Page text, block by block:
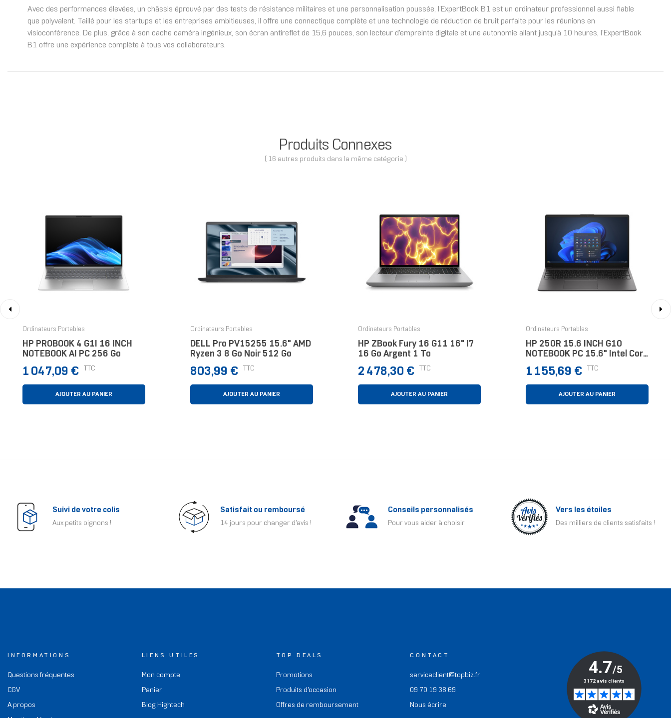
Avec des performances élevées, un châssis éprouvé par des tests de résistance militaires et une personnalisation poussée, l’ExpertBook B1 est un ordinateur professionnel aussi fiable
que polyvalent. Taillé pour les startups et les entreprises ambitieuses, il offre une connectique complète et une technologie de réduction de bruit parfaite pour les réunions en
visioconférence. De plus, grâce à son cache caméra ingénieux, son écran antireflet de 15,6 pouces, son lecteur d'empreinte digitale et une autonomie allant jusqu’à 10 heures, l’ExpertBook
B1 offre une expérience complète à tous vos collaborateurs.
Produits Connexes
( 16 autres produits dans la même catégorie )
Ordinateurs Portables
HP PROBOOK 4 G1I 16 INCH
NOTEBOOK AI PC 256 Go
Prix
1 047,09 € TTC
AJOUTER AU PANIER
Ordinateurs Portables
DELL Pro PV15255 15.6" AMD
Ryzen 3 8 Go Noir 512 Go
Prix
803,99 € TTC
AJOUTER AU PANIER
Ordinateurs Portables
HP ZBook Fury 16 G11 16" I7
16 Go Argent 1 To
Prix
2 478,30 € TTC
AJOUTER AU PANIER
Ordinateurs Portables
HP 250R 15.6 INCH G10
NOTEBOOK PC 15.6" Intel Core
5 8 Go Noir 512 Go
Prix
1 155,69 € TTC
AJOUTER AU PANIER
Suivi de votre colis
Aux petits oignons !
Satisfait ou remboursé
14 jours pour changer d'avis !
Conseils personnalisés
Pour vous aider à choisir
Vers les étoiles
Des milliers de clients satisfaits !
INFORMATIONS
Questions fréquentes
CGV
A propos
LIENS UTILES
Mon compte
Panier
Blog Hightech
TOP DEALS
Promotions
Produits d'occasion
Offres de remboursement
CONTACT
serviceclient@topbiz.fr
09 70 19 38 69
Nous écrire